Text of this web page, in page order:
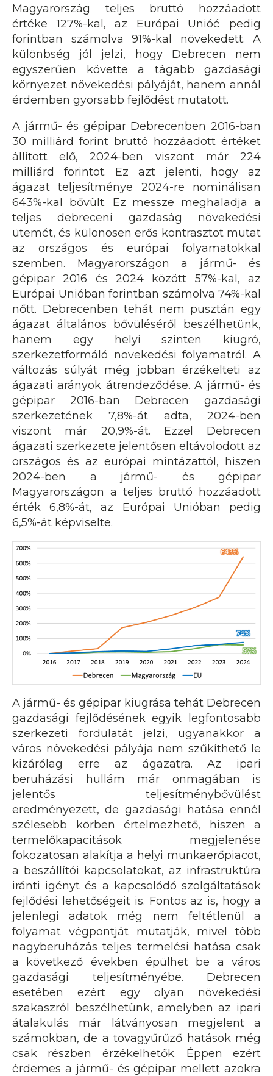
Magyarország teljes bruttó hozzáadott
értéke 127%-kal, az Európai Unióé pedig
forintban számolva 91%-kal növekedett. A
különbség jól jelzi, hogy Debrecen nem
egyszerűen követte a tágabb gazdasági
környezet növekedési pályáját, hanem annál
érdemben gyorsabb fejlődést mutatott.
A jármű- és gépipar Debrecenben 2016-ban
30 milliárd forint bruttó hozzáadott értéket
állított elő, 2024-ben viszont már 224
milliárd forintot. Ez azt jelenti, hogy az
ágazat teljesítménye 2024-re nominálisan
643%-kal bővült. Ez messze meghaladja a
teljes debreceni gazdaság növekedési
ütemét, és különösen erős kontrasztot mutat
az országos és európai folyamatokkal
szemben. Magyarországon a jármű- és
gépipar 2016 és 2024 között 57%-kal, az
Európai Unióban forintban számolva 74%-kal
nőtt. Debrecenben tehát nem pusztán egy
ágazat általános bővüléséről beszélhetünk,
hanem egy helyi szinten kiugró,
szerkezetformáló növekedési folyamatról. A
változás súlyát még jobban érzékelteti az
ágazati arányok átrendeződése. A jármű- és
gépipar 2016-ban Debrecen gazdasági
szerkezetének 7,8%-át adta, 2024-ben
viszont már 20,9%-át. Ezzel Debrecen
ágazati szerkezete jelentősen eltávolodott az
országos és az európai mintázattól, hiszen
2024-ben a jármű- és gépipar
Magyarországon a teljes bruttó hozzáadott
érték 6,8%-át, az Európai Unióban pedig
6,5%-át képviselte.
A jármű- és gépipar kiugrása tehát Debrecen
gazdasági fejlődésének egyik legfontosabb
szerkezeti fordulatát jelzi, ugyanakkor a
város növekedési pályája nem szűkíthető le
kizárólag erre az ágazatra. Az ipari
beruházási hullám már önmagában is
jelentős teljesítménybővülést
eredményezett, de gazdasági hatása ennél
szélesebb körben értelmezhető, hiszen a
termelőkapacitások megjelenése
fokozatosan alakítja a helyi munkaerőpiacot,
a beszállítói kapcsolatokat, az infrastruktúra
iránti igényt és a kapcsolódó szolgáltatások
fejlődési lehetőségeit is. Fontos az is, hogy a
jelenlegi adatok még nem feltétlenül a
folyamat végpontját mutatják, mivel több
nagyberuházás teljes termelési hatása csak
a következő években épülhet be a város
gazdasági teljesítményébe. Debrecen
esetében ezért egy olyan növekedési
szakaszról beszélhetünk, amelyben az ipari
átalakulás már látványosan megjelent a
számokban, de a tovagyűrűző hatások még
csak részben érzékelhetők. Éppen ezért
érdemes a jármű- és gépipar mellett azokra